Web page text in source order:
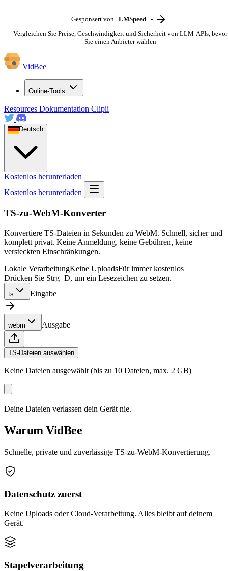
Gesponsert von LMSpeed -
Vergleichen Sie Preise, Geschwindigkeit und Sicherheit von LLM-APIs, bevor
Sie einen Anbieter wählen
VidBee
Online-Tools
Resources Dokumentation Clipii
Deutsch
Kostenlos herunterladen
Kostenlos herunterladen
TS-zu-WebM-Konverter
Konvertiere TS-Dateien in Sekunden zu WebM. Schnell, sicher und
komplett privat. Keine Anmeldung, keine Gebühren, keine
versteckten Einschränkungen.
Lokale VerarbeitungKeine UploadsFür immer kostenlos
Drücken Sie Strg+D, um ein Lesezeichen zu setzen.
ts Eingabe
webm Ausgabe
TS-Dateien auswählen
Keine Dateien ausgewählt (bis zu 10 Dateien, max. 2 GB)
Deine Dateien verlassen dein Gerät nie.
Warum VidBee
Schnelle, private und zuverlässige TS-zu-WebM-Konvertierung.
Datenschutz zuerst
Keine Uploads oder Cloud-Verarbeitung. Alles bleibt auf deinem
Gerät.
Stapelverarbeitung